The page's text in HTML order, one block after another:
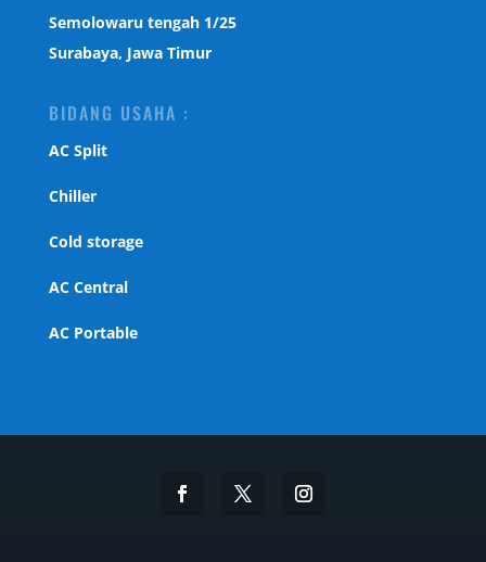
Semolowaru tengah 1/25
Surabaya, Jawa Timur
BIDANG USAHA :
AC Split
Chiller
Cold storage
AC Central
AC Portable